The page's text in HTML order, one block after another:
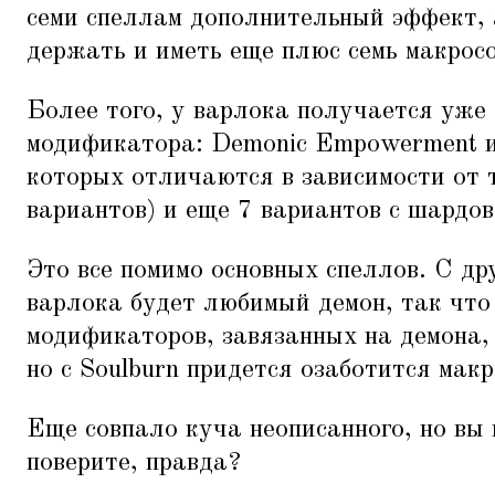
семи спеллам дополнительный эффект,
держать и иметь еще плюс семь
Более того, у варлока получается уже
модификатора: Demonic Empowerment
которых отличаются в зависимости
вариантов) и еще 7 вариантов с
Это все помимо основных спеллов. С
варлока будет любимый демон, так
модификаторов, завязанных на демона,
но с Soulburn придется озаботится
Еще совпало куча неописанного, но вы
поверите, правда?